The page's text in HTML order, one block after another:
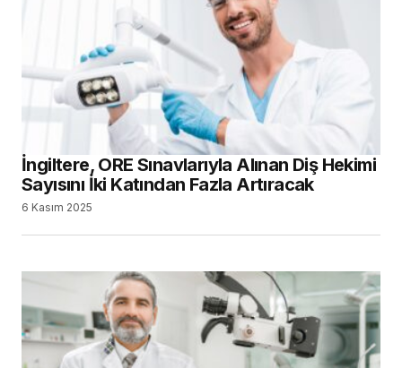
İngiltere, ORE Sınavlarıyla Alınan Diş Hekimi
Sayısını İki Katından Fazla Artıracak
6 Kasım 2025